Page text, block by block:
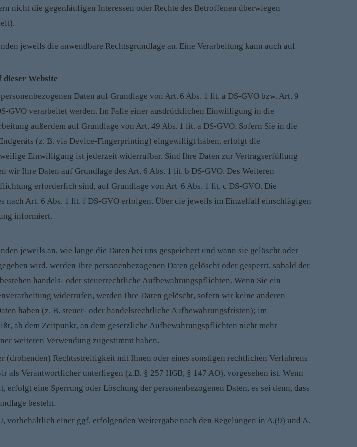
nicht die gegenläufigen Interessen oder Rechte des Betroffenen überwiegen
jeweils die anwendbare Rechtsgrundlage an. Eine Verarbeitung kann auch auf
dieser Website
Daten auf Grundlage von Art. 6 Abs. 1 lit. a DS-GVO bzw. Art. 9
GVO verarbeitet werden. Im Falle einer ausdrücklichen Einwilligung in die
außerdem auf Grundlage von Art. 49 Abs. 1 lit. a DS-GVO. Sofern Sie in die
(z. B. via Device-Fingerprinting) eingewilligt haben, erfolgt die
Einwilligung ist jederzeit widerrufbar. Sind Ihre Daten zur Vertragserfüllung
Ihre Daten auf Grundlage des Art. 6 Abs. 1 lit. b DS-GVO. Des Weiteren
erforderlich sind, auf Grundlage von Art. 6 Abs. 1 lit. c DS-GVO. Die
nach Art. 6 Abs. 1 lit. f DS-GVO erfolgen. Über die jeweils im Einzelfall einschlägigen
informiert.
jeweils an, wie lange die Daten bei uns gespeichert und wann sie gelöscht oder
wird, werden Ihre personenbezogenen Daten gelöscht oder gesperrt, sobald der
handels- oder steuerrechtliche Aufbewahrungspflichten. Wenn Sie ein
widerrufen, werden Ihre Daten gelöscht, sofern wir keine anderen
haben (z. B. steuer- oder handelsrechtliche Aufbewahrungsfristen); im
ab dem Zeitpunkt, an dem gesetzliche Aufbewahrungspflichten nicht mehr
weiteren Verwendung zugestimmt haben.
(drohenden) Rechtsstreitigkeit mit Ihnen oder eines sonstigen rechtlichen Verfahrens
als Verantwortlicher unterliegen (z.B. § 257 HGB, § 147 AO), vorgesehen ist. Wenn
eine Sperrung oder Löschung der personenbezogenen Daten, es sei denn, dass
besteht.
einer ggf. erfolgenden Weitergabe nach den Regelungen in A.(9) und A.